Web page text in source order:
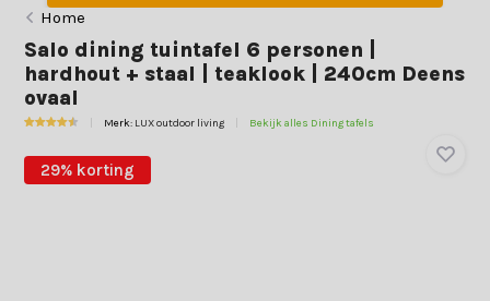
Home
Salo dining tuintafel 6 personen |
hardhout + staal | teaklook | 240cm Deens
ovaal
Merk: LUX outdoor living Bekijk alles Dining tafels
29% korting